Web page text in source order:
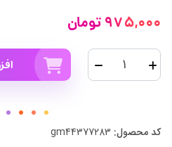
975,000 تومان
کد محصول: